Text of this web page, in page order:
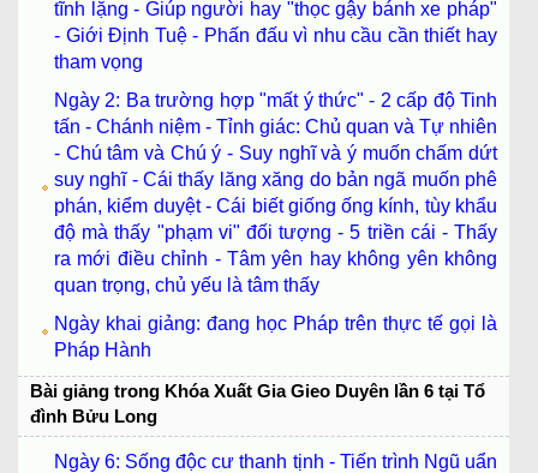
tĩnh lặng - Giúp người hay "thọc gậy bánh xe pháp"
- Giới Định Tuệ - Phấn đấu vì nhu cầu cần thiết hay
tham vọng
Ngày 2: Ba trường hợp "mất ý thức" - 2 cấp độ Tinh
tấn - Chánh niệm - Tỉnh giác: Chủ quan và Tự nhiên
- Chú tâm và Chú ý - Suy nghĩ và ý muốn chấm dứt
suy nghĩ - Cái thấy lăng xăng do bản ngã muốn phê
phán, kiểm duyệt - Cái biết giống ống kính, tùy khẩu
độ mà thấy "phạm vi" đối tượng - 5 triền cái - Thấy
ra mới điều chỉnh - Tâm yên hay không yên không
quan trọng, chủ yếu là tâm thấy
Ngày khai giảng: đang học Pháp trên thực tế gọi là
Pháp Hành
Bài giảng trong Khóa Xuất Gia Gieo Duyên lần 6 tại Tổ
đình Bửu Long
Ngày 6: Sống độc cư thanh tịnh - Tiến trình Ngũ uẩn